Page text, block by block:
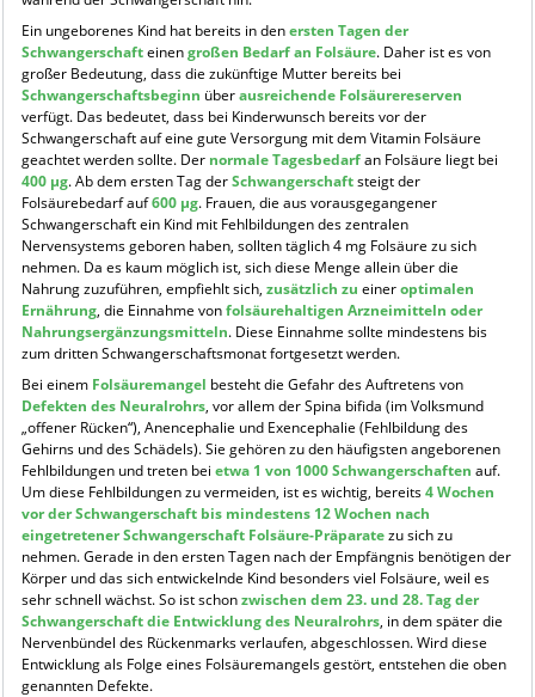
Ein ungeborenes Kind hat bereits in denersten Tagen der
Schwangerschafteinengroßen Bedarf an Folsäure. Daher ist es von
großer Bedeutung, dass die zukünftige Mutter bereits bei
Schwangerschaftsbeginn überausreichende Folsäurereserven
verfügt. Das bedeutet, dass bei Kinderwunsch bereits vor der
Schwangerschaft auf eine gute Versorgung mit dem Vitamin Folsäure
geachtet werden sollte. Der normale Tagesbedarfan Folsäure liegt bei
400 µg. Ab dem ersten Tag derSchwangerschaftsteigt der
Folsäurebedarf auf600 µg. Frauen, die aus vorausgegangener
Schwangerschaft ein Kind mit Fehlbildungen des zentralen
Nervensystems geboren haben, sollten täglich 4 mg Folsäure zu sich
nehmen. Da es kaum möglich ist, sich diese Menge allein über die
Nahrung zuzuführen, empfiehlt sich, zusätzlich zu eineroptimalen
Ernährung, die Einnahme vonfolsäurehaltigen Arzneimitteln oder
Nahrungsergänzungsmitteln. Diese Einnahme sollte mindestens bis
zum dritten Schwangerschaftsmonat fortgesetzt werden.
Bei einem Folsäuremangel besteht die Gefahr des Auftretens von
Defekten des Neuralrohrs, vor allem der Spina bifida (im Volksmund
„offener Rücken“), Anencephalie und Exencephalie (Fehlbildung des
Gehirns und des Schädels). Sie gehören zu den häufigsten angeborenen
Fehlbildungen und treten bei etwa 1 von 1000 Schwangerschaften auf.
Um diese Fehlbildungen zu vermeiden, ist es wichtig, bereits4 Wochen
vor der Schwangerschaft bis mindestens 12 Wochen nach
eingetretener Schwangerschaft Folsäure-Präparatezu sich zu
nehmen. Gerade in den ersten Tagen nach der Empfängnis benötigen der
Körper und das sich entwickelnde Kind besonders viel Folsäure, weil es
sehr schnell wächst. So ist schonzwischen dem 23. und 28. Tag der
Schwangerschaft die Entwicklung des Neuralrohrs, in dem später die
Nervenbündel des Rückenmarks verlaufen, abgeschlossen. Wird diese
Entwicklung als Folge eines Folsäuremangels gestört, entstehen die oben
genannten Defekte.